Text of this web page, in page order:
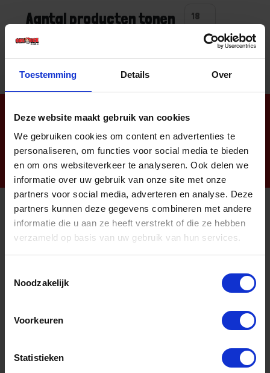
Toestemming Details Over
Deze website maakt gebruik van cookies
We gebruiken cookies om content en advertenties te
personaliseren, om functies voor social media te bieden
en om ons websiteverkeer te analyseren. Ook delen we
informatie over uw gebruik van onze site met onze
partners voor social media, adverteren en analyse. Deze
partners kunnen deze gegevens combineren met andere
informatie die u aan ze heeft verstrekt of die ze hebben
verzameld op basis van uw gebruik van hun services.
Noodzakelijk
Voorkeuren
Statistieken
Aantal producten tonen
Nieuwsbrief
Informatie
Klachtenregeling Ome Dick
Privacyverklaring Ome Dick